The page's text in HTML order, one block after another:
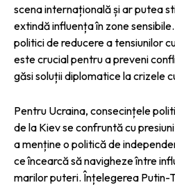
scena internațională și ar putea
extindă influența în zone
politici de reducere a tensiunilor
este crucial pentru a preveni
găsi soluții diplomatice la crizele
Pentru Ucraina, consecințele
de la Kiev se confruntă cu
a menține o politică de
ce încearcă să navigheze între
marilor puteri. Înțelegerea Putin-